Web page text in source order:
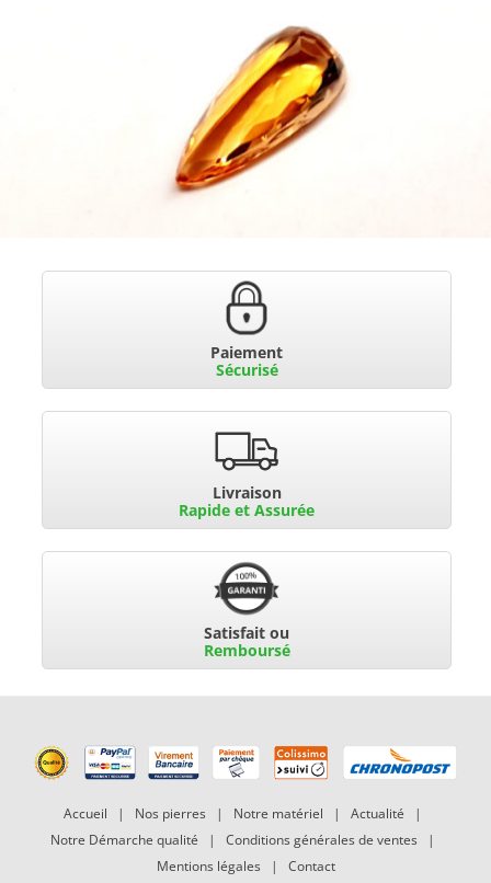
Paiement
Sécurisé
Livraison
Rapide et Assurée
Satisfait ou
Remboursé
Accueil | Nos pierres | Notre matériel | Actualité |
Notre Démarche qualité | Conditions générales de ventes |
Mentions légales | Contact